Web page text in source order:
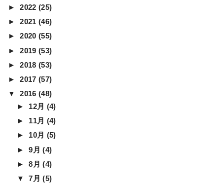
►2022(25)
►2021(46)
►2020(55)
►2019(53)
►2018(53)
►2017(57)
▼2016(48)
► 12月 (4)
► 11月 (4)
► 10月 (5)
►9月(4)
►8月(4)
▼7月(5)